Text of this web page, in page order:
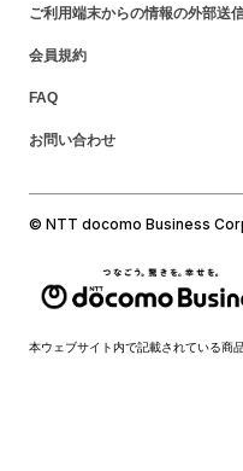
ご利用端末からの情報の外部送
会員規約
FAQ
お問い合わせ
© NTT docomo Business
本ウェブサイト内で記載されている商